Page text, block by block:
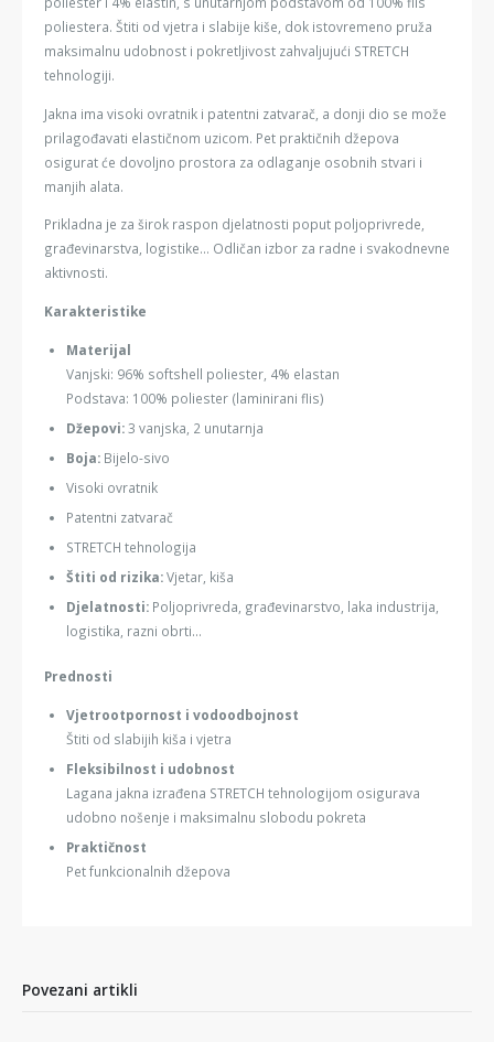
poliestera. Štiti od vjetra i slabije kiše, dok istovremeno pruža
maksimalnu udobnost i pokretljivost zahvaljujući STRETCH
tehnologiji.
Jakna ima visoki ovratnik i patentni zatvarač, a donji dio se može
prilagođavati elastičnom uzicom. Pet praktičnih džepova
osigurat će dovoljno prostora za odlaganje osobnih stvari i
manjih alata.
Prikladna je za širok raspon djelatnosti poput poljoprivrede,
građevinarstva, logistike... Odličan izbor za radne i svakodnevne
aktivnosti.
Karakteristike
Materijal
Vanjski: 96% softshell poliester, 4% elastan
Podstava: 100% poliester (laminirani flis)
Džepovi: 3 vanjska, 2 unutarnja
Boja: Bijelo-sivo
Visoki ovratnik
Patentni zatvarač
STRETCH tehnologija
Štiti od rizika:Vjetar, kiša
Djelatnosti: Poljoprivreda, građevinarstvo, laka industrija,
logistika, razni obrti...
Prednosti
Vjetrootpornost i vodoodbojnost
Štiti od slabijih kiša i vjetra
Fleksibilnost i udobnost
Lagana jakna izrađena STRETCH tehnologijom osigurava
udobno nošenje i maksimalnu slobodu pokreta
Praktičnost
Pet funkcionalnih džepova
Povezani artikli